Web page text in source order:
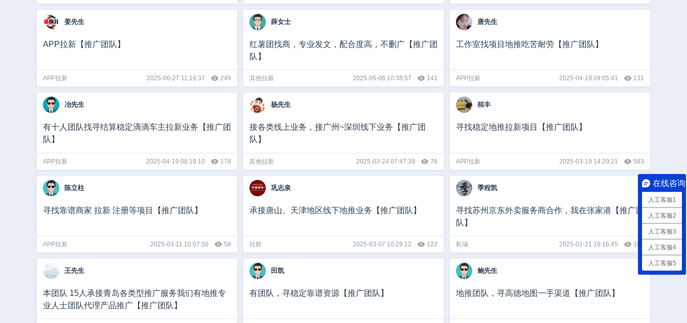
姜先生
APP拉新【推广团队】
APP拉新 2025-06-27 11:19:37 249
薛女士
红薯团找商，专业发文，配合度高，不删广【推广团
队】
其他拉新 2025-05-06 10:38:57 141
唐先生
工作室找项目地推吃苦耐劳【推广团队】
APP拉新 2025-04-19 09:05:41 131
冶先生
有十人团队找寻结算稳定滴滴车主拉新业务【推广团
队】
APP拉新 2025-04-19 08:19:10 178
杨先生
接各类线上业务，接广州~深圳线下业务【推广团
队】
其他拉新 2025-03-24 07:47:39 76
桓丰
寻找稳定地推拉新项目【推广团队】
APP拉新 2025-03-19 14:29:21 583
陈立柱
寻找靠谱商家 拉新 注册等项目【推广团队】
APP拉新 2025-03-11 10:07:50 58
巩志泉
承接唐山、天津地区线下地推业务【推广团队】
社群 2025-03-07 10:29:12 122
季程凯
寻找苏州京东外卖服务商合作，我在张家港【推广团
队】
私域 2025-02-21 19:16:45 182
王先生
本团队 15人承接青岛各类型推广服务我们有地推专
业人士团队代理产品推广【推广团队】
田凯
有团队，寻稳定靠谱资源【推广团队】
鲍先生
地推团队，寻高德地图一手渠道【推广团队】
在线咨询
人工客服1
人工客服2
人工客服3
人工客服4
人工客服5